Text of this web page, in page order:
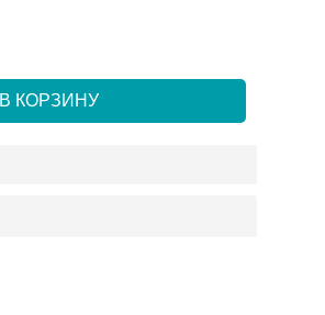
В КОРЗИНУ